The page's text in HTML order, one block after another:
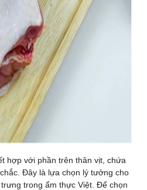
hợp với phần trên thân vịt, chứa
Đây là lựa chọn lý tưởng cho
trong ẩm thực Việt. Để chọn